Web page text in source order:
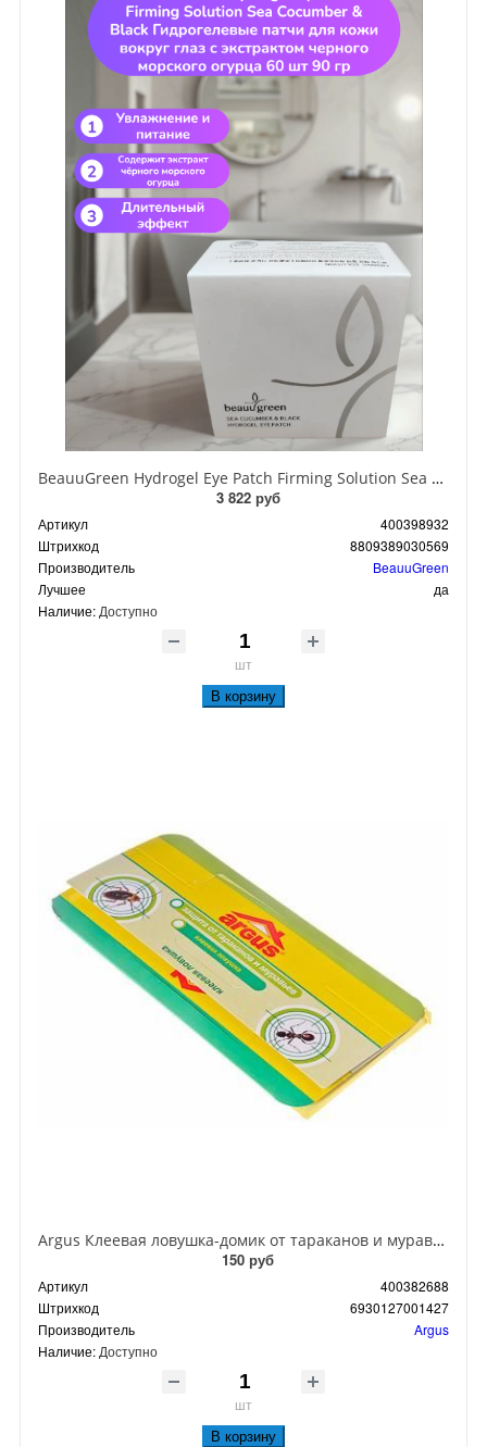
BeauuGreen Hydrogel Eye Patch Firming Solution Sea Cocumber & Black Гидрогелевые патчи для кожи вокруг глаз с экстрактом черного морского огурца 60 шт 90 гр
3 822 руб
Артикул
400398932
Штрихкод
8809389030569
Производитель
BeauuGreen
Лучшее
да
Наличие: Доступно
шт
В корзину
Argus Клеевая ловушка-домик от тараканов и муравьев
150 руб
Артикул
400382688
Штрихкод
6930127001427
Производитель
Argus
Наличие:Доступно
шт
В корзину